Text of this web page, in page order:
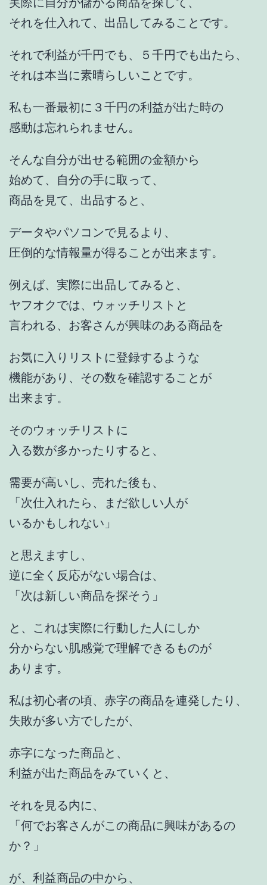
それを仕入れて、出品してみることです。
それで利益が千円でも、５千円でも出たら、
それは本当に素晴らしいことです。
私も一番最初に３千円の利益が出た時の
感動は忘れられません。
そんな自分が出せる範囲の金額から
始めて、自分の手に取って、
商品を見て、出品すると、
データやパソコンで見るより、
圧倒的な情報量が得ることが出来ます。
例えば、実際に出品してみると、
ヤフオクでは、ウォッチリストと
言われる、お客さんが興味のある商品を
お気に入りリストに登録するような
機能があり、その数を確認することが
出来ます。
そのウォッチリストに
入る数が多かったりすると、
需要が高いし、売れた後も、
「次仕入れたら、まだ欲しい人が
いるかもしれない」
と思えますし、
逆に全く反応がない場合は、
「次は新しい商品を探そう」
と、これは実際に行動した人にしか
分からない肌感覚で理解できるものが
あります。
私は初心者の頃、赤字の商品を連発したり、
失敗が多い方でしたが、
赤字になった商品と、
利益が出た商品をみていくと、
それを見る内に、
「何でお客さんがこの商品に興味があるの
か？」
が、利益商品の中から、